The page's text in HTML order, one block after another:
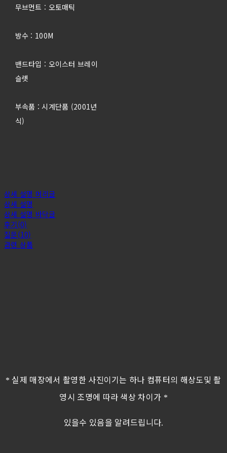
무브먼트 : 오토매틱
방수 : 100M
밴드타입 : 오이스터 브레이
슬렛
부속품 : 시계단품 (2001년
식)
상세 설명 머리글
상세 설명
상세 설명 바닥글
후기(0)
질문(10)
관련 상품
*실제 매장에서 촬영한 사진이기는 하나 컴퓨터의 해상도및 촬
영시 조명에 따라 색상 차이가 *
있을수 있음을 알려드립니다.